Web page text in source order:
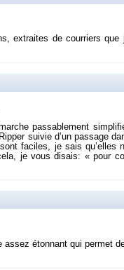
ex­traites de cour­riers que
pas­sa­ble­ment
sui­vie d’un pas­sage
fa­ciles, je sais qu’elles
je vous di­sais: « pour
éton­nant qui per­met